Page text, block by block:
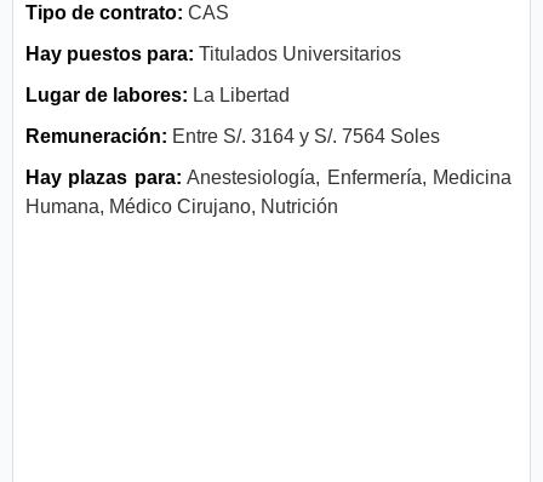
Tipo de contrato: CAS
Hay puestos para: Titulados Universitarios
Lugar de labores: La Libertad
Remuneración: Entre S/. 3164 y S/. 7564 Soles
Hay plazas para: Anestesiología, Enfermería, Medicina
Humana, Médico Cirujano, Nutrición